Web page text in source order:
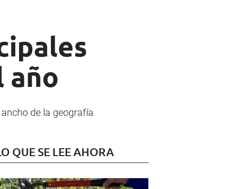
año
de la geografía
QUE SE LEE AHORA